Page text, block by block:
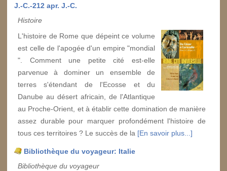
J.-C.-212 apr. J.-C.
Histoire
L'histoire de Rome que dépeint ce volume
est celle de l'apogée d'un empire "mondial
". Comment une petite cité est-elle
parvenue à dominer un ensemble de
terres s'étendant de l'Ecosse et du
Danube au désert africain, de l'Atlantique
au Proche-Orient, et à établir cette domination de manière
assez durable pour marquer profondément l'histoire de
tous ces territoires ? Le succès de la [En savoir plus...]
Bibliothèque du voyageur: Italie
Bibliothèque du voyageur